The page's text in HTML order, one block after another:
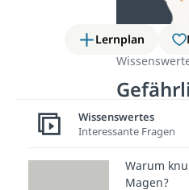
Lernplan
Wissenswertes
Interessante Fragen
Warum
Magen?